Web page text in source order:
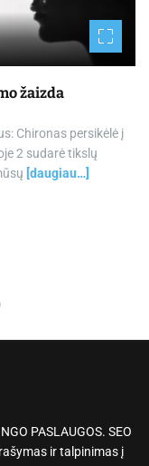
žaizda
Chironas persikėlė į
2 sudarė tikslų
[daugiau…]
PASLAUGOS. SEO
ir talpinimas į